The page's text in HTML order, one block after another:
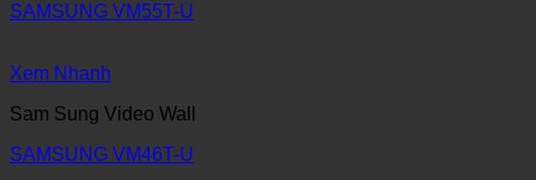
SAMSUNG VM55T-U
Xem Nhanh
Sam Sung Video Wall
SAMSUNG VM46T-U